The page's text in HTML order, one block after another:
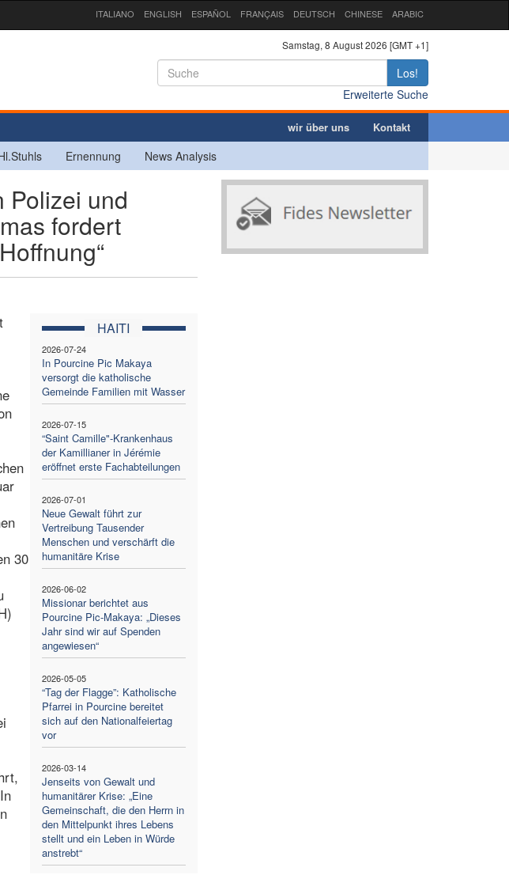
ITALIANO ENGLISH ESPAÑOL FRANÇAIS DEUTSCH CHINESE ARABIC
Samstag, 8 August 2026 [GMT +1]
Los!
Erweiterte Suche
wir über uns Kontakt
Ernennung News Analysis
Polizei und
fordert
HAITI
2026-07-24
In Pourcine Pic Makaya
versorgt die katholische
Gemeinde Familien mit Wasser
2026-07-15
“Saint Camille"-Krankenhaus
der Kamillianer in Jérémie
eröffnet erste Fachabteilungen
2026-07-01
Neue Gewalt führt zur
Vertreibung Tausender
Menschen und verschärft die
humanitäre Krise
2026-06-02
Missionar berichtet aus
Pourcine Pic-Makaya: „Dieses
Jahr sind wir auf Spenden
angewiesen“
2026-05-05
“Tag der Flagge”: Katholische
Pfarrei in Pourcine bereitet
sich auf den Nationalfeiertag
vor
2026-03-14
Jenseits von Gewalt und
humanitärer Krise: „Eine
Gemeinschaft, die den Herrn in
den Mittelpunkt ihres Lebens
stellt und ein Leben in Würde
anstrebt“
30